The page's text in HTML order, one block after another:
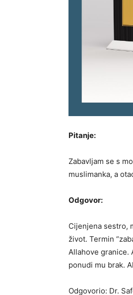
Pitanje:
Zabavljam se s
muslimanka, a
Odgovor:
Cijenjena sestro,
život. Termin
Allahove granice.
ponudi mu brak.
Odgovorio: Dr.